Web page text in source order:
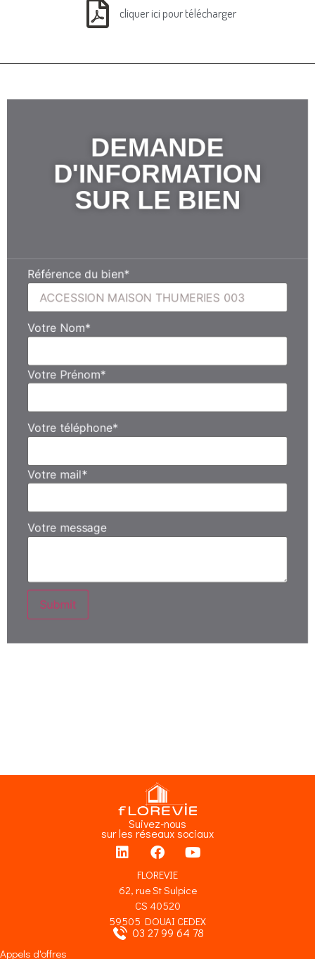
cliquer ici pour télécharger
DEMANDE
D'INFORMATION
SUR LE BIEN
Référence du bien*
Votre Nom*
Votre Prénom*
Votre téléphone*
Votre mail*
Votre message
Submit
Suivez-nous
sur les réseaux sociaux
FLOREVIE
62, rue St Sulpice
CS 40520
59505 DOUAI CEDEX
03 27 99 64 78
Appels d'offres